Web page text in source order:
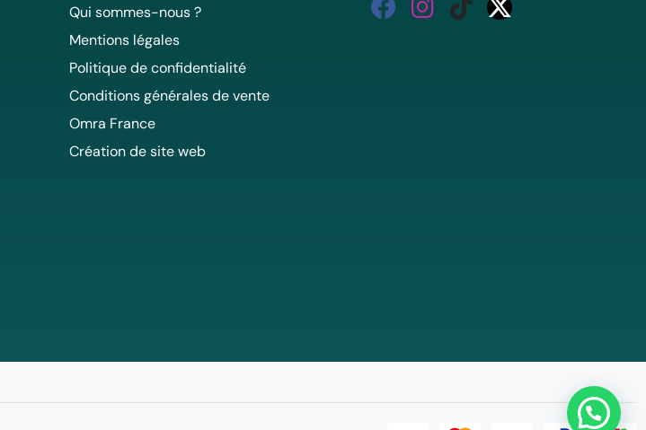
Qui sommes-nous ?
Mentions légales
Politique de confidentialité
Conditions générales de vente
Omra France
Création de site web